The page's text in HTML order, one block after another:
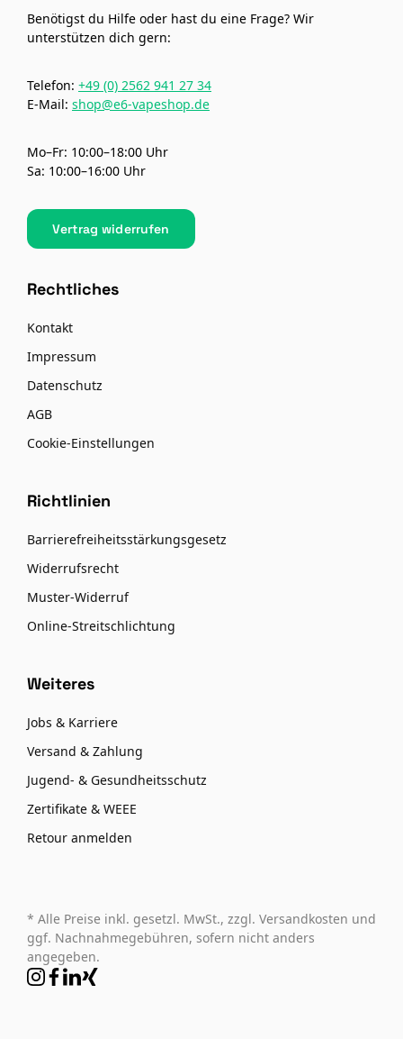
Benötigst du Hilfe oder hast du eine Frage? Wir
unterstützen dich gern:
Telefon: +49 (0) 2562 941 27 34
E-Mail: shop@e6-vapeshop.de
Mo–Fr: 10:00–18:00 Uhr
Sa: 10:00–16:00 Uhr
Vertrag widerrufen
Rechtliches
Kontakt
Impressum
Datenschutz
AGB
Cookie-Einstellungen
Richtlinien
Barrierefreiheitsstärkungsgesetz
Widerrufsrecht
Muster-Widerruf
Online-Streitschlichtung
Weiteres
Jobs & Karriere
Versand & Zahlung
Jugend- & Gesundheitsschutz
Zertifikate & WEEE
Retour anmelden
* Alle Preise inkl. gesetzl. MwSt., zzgl. Versandkosten und
ggf. Nachnahmegebühren, sofern nicht anders
angegeben.